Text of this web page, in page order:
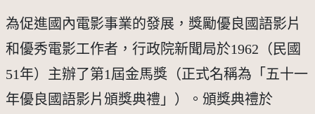
為促進國內電影事業的發展，獎勵優良國語影片
和優秀電影工作者，行政院新聞局於1962（民國
51年）主辦了第1屆金馬獎（正式名稱為「五十一
年優良國語影片頒獎典禮」）。頒獎典禮於